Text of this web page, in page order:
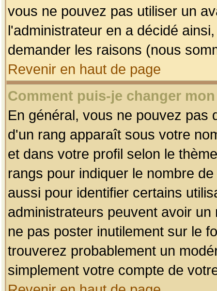
vous ne pouvez pas utiliser un
l'administrateur en a décidé
demander les raisons (nous
Revenir en haut de page
Comment puis-je changer
En général, vous ne pouvez pas
d'un rang apparaît sous votre
et dans votre profil selon le
rangs pour indiquer le nombre
aussi pour identifier certains
administrateurs peuvent avoir
ne pas poster inutilement sur le
trouverez probablement un
simplement votre compte de